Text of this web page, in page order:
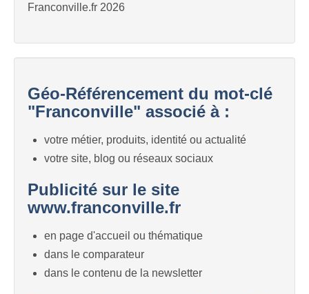
Franconville.fr 2026
Géo-Référencement du mot-clé
"Franconville" associé à :
votre métier, produits, identité ou actualité
votre site, blog ou réseaux sociaux
Publicité sur le site
www.franconville.fr
en page d'accueil ou thématique
dans le comparateur
dans le contenu de la newsletter